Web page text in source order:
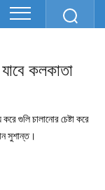
কলকাতা
গুলি চালানোর চেষ্টা করে
সুশান্ত।